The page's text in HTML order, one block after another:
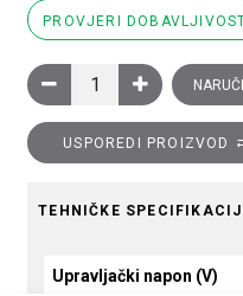
PROVJERI
Sklopnik motorski 3P
NARUČI
USPOREDI PROIZVOD
TEHNIČKE
Upravljački napon (V)